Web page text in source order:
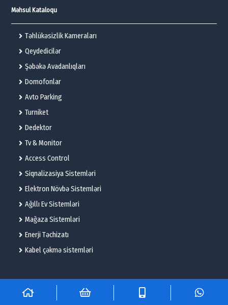
Məhsul Kataloqu
Təhlükəsizlik Kameraları
Qeydedicilər
Şəbəkə Avadanlıqları
Domofonlar
Avto Parking
Turniket
Dedektor
Tv & Monitor
Access Control
Siqnalizasiya Sistemləri
Elektron Növbə Sistemləri
Ağıllı Ev Sistemləri
Mağaza Sistemləri
Enerji Təchizatı
Kabel çəkmə sistemləri
© 2025 – Flame Technologies